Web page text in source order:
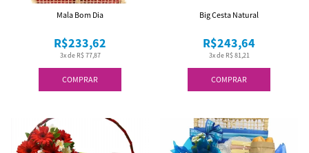
COMPRAR
3x de R$ 77,87
R$233,62
Mala Bom Dia
COMPRAR
3x de R$ 81,21
R$243,64
Big Cesta Natural